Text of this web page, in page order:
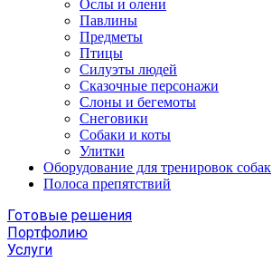
Ослы и олени
Павлины
Предметы
Птицы
Силуэты людей
Сказочные персонажи
Слоны и бегемоты
Снеговики
Собаки и коты
Улитки
Оборудование для тренировок собак
Полоса препятствий
Готовые решения
Портфолию
Услуги